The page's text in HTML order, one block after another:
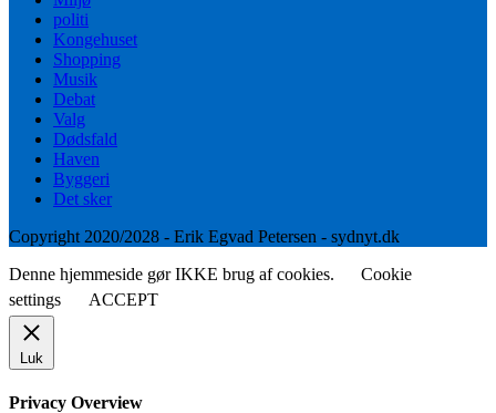
politi
Kongehuset
Shopping
Musik
Debat
Valg
Dødsfald
Haven
Byggeri
Det sker
Copyright 2020/2028 - Erik Egvad Petersen - sydnyt.dk
Denne hjemmeside gør IKKE brug af cookies.
Cookie
settings
ACCEPT
Luk
Privacy Overview